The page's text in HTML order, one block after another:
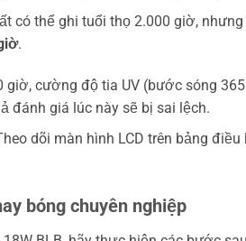
có thể ghi tuổi thọ 2.000 giờ,
.
giờ, cường độ tia UV (bước sóng
đánh giá lúc này sẽ bị sai lệch.
dõi màn hình LCD trên bảng
bóng chuyên nghiệp